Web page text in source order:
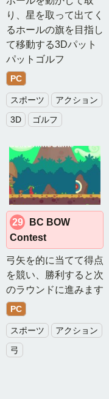
り、星を取って出てく
るホールの旗を目指し
て移動する3Dパット
パットゴルフ
PC
スポーツ
アクション
3D
ゴルフ
29
BC BOW
Contest
弓矢を的に当てて得点
を競い、勝利すると次
のラウンドに進みます
PC
スポーツ
アクション
弓